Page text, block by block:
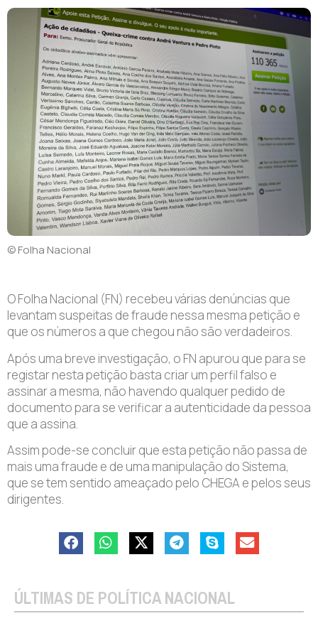
© Folha Nacional
O Folha Nacional (FN) recebeu várias denúncias que
levantam suspeitas de fraude nessa mesma petição e
que os números a que chegou não são verdadeiros.
Após uma breve investigação, o FN apurou que para se
registar nesta petição basta criar um perfil falso e
assinar a mesma, não havendo qualquer pedido de
documento para se verificar a autenticidade da pessoa
que a assina.
Assim pode-se concluir que esta petição não passa de
mais uma fraude e de uma manipulação do Sistema,
que se tem sentido ameaçado pelo CHEGA e pelos seus
dirigentes.
ÚLTIMAS DE POLÍTICA NACIONAL